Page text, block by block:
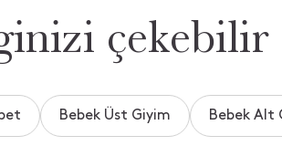
çekebilir
Bebek Üst Giyim Bebek Alt